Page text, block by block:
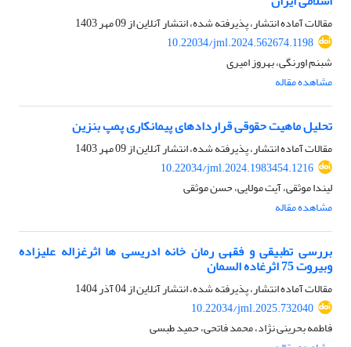
مقالات آماده انتشار، پذیرفته شده، انتشار آنلاین از09 مهر 1403
10.22034/jml.2024.562674.1198
شبنم اورنگی، بهروز امیری
مشاهده مقاله
تحلیل ماهیت حقوقی قراردادهای پیمانکاری پمپ بنزین
مقالات آماده انتشار، پذیرفته شده، انتشار آنلاین از09 مهر 1403
10.22034/jml.2024.1983454.1216
لیندا موثقی، آیت مولایی، حسن موثقی
مشاهده مقاله
بررسی تطبیقی و فقهی رمان خانه ادریسی ها اثرغزاله علیزاده
وبیروت 75 اثرغاده السمان
مقالات آماده انتشار، پذیرفته شده، انتشار آنلاین از04 آذر 1404
10.22034/jml.2025.732040
فاطمه بحرینی نژاد، محمد فاتحی، حمید طبسی